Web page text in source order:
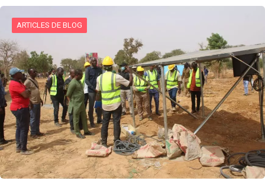
ARTICLES DE BLOG